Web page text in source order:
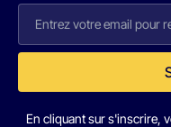
En cliquant sur s'inscrire,